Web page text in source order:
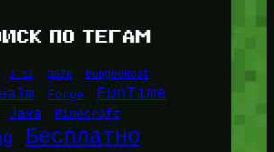
ПО ТЕГАМ
1.21 2026 BungeeHost
Forge FunTime
Java Minecraft
Бесплатно